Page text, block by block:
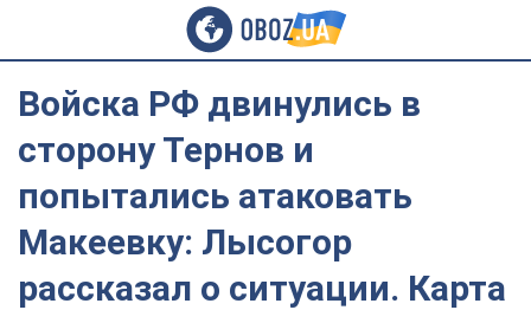
Войска РФ двинулись в
сторону Тернов и
попытались атаковать
Макеевку: Лысогор
рассказал о ситуации. Карта